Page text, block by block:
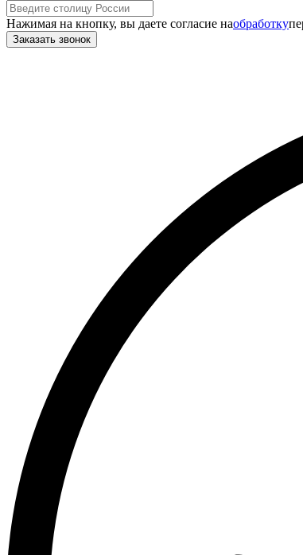
Нажимая на кнопку, вы даете согласие наобработку
Заказать звонок